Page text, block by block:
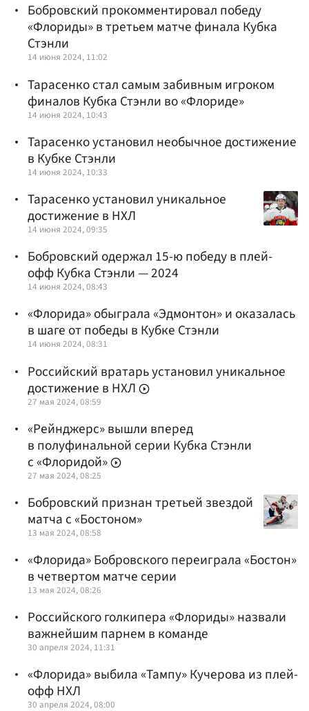
Бобровский прокомментировал победу
«Флориды» в третьем матче финала Кубка
Стэнли
14 июня 2024, 11:02
Тарасенко стал самым забивным игроком
финалов Кубка Стэнли во «Флориде»
14 июня 2024, 10:43
Тарасенко установил необычное достижение
в Кубке Стэнли
14 июня 2024, 10:33
Тарасенко установил уникальное
достижение в НХЛ
14 июня 2024, 09:35
Бобровский одержал 15-ю победу в плей-
офф Кубка Стэнли — 2024
14 июня 2024, 08:43
«Флорида» обыграла «Эдмонтон» и оказалась
в шаге от победы в Кубке Стэнли
14 июня 2024, 08:31
Российский вратарь установил уникальное
достижение в НХЛ
27 мая 2024, 08:59
«Рейнджерс» вышли вперед
в полуфинальной серии Кубка Стэнли
с «Флоридой»
27 мая 2024, 08:25
Бобровский признан третьей звездой
матча с «Бостоном»
13 мая 2024, 08:58
«Флорида» Бобровского переиграла «Бостон»
в четвертом матче серии
13 мая 2024, 08:26
Российского голкипера «Флориды» назвали
важнейшим парнем в команде
30 апреля 2024, 11:31
«Флорида» выбила «Тампу» Кучерова из плей-
офф НХЛ
30 апреля 2024, 08:00